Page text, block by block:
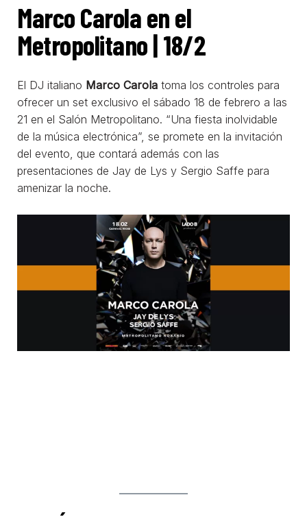
Marco Carola en el
Metropolitano | 18/2
El DJ italiano Marco Carola toma los controles para
ofrecer un set exclusivo el sábado 18 de febrero a las
21 en el Salón Metropolitano. “Una fiesta inolvidable
de la música electrónica”, se promete en la invitación
del evento, que contará además con las
presentaciones de Jay de Lys y Sergio Saffe para
amenizar la noche.